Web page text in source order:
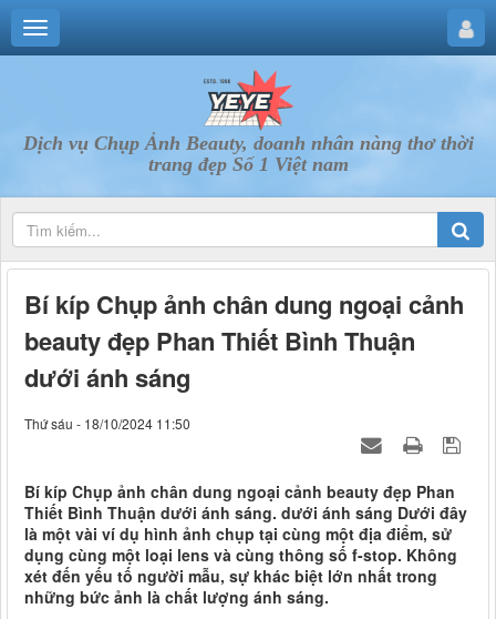
Dịch vụ Chụp Ảnh Beauty, doanh nhân nàng thơ thời
trang đẹp Số 1 Việt nam
Bí kíp Chụp ảnh chân dung ngoại cảnh
beauty đẹp Phan Thiết Bình Thuận
dưới ánh sáng
Thứ sáu - 18/10/2024 11:50
Bí kíp Chụp ảnh chân dung ngoại cảnh beauty đẹp Phan
Thiết Bình Thuận dưới ánh sáng. dưới ánh sáng Dưới đây
là một vài ví dụ hình ảnh chụp tại cùng một địa điểm, sử
dụng cùng một loại lens và cùng thông số f-stop. Không
xét đến yếu tố người mẫu, sự khác biệt lớn nhất trong
những bức ảnh là chất lượng ánh sáng.